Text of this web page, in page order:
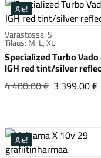
Varastossa: S
Tilaus: M, L, XL
Specialized Turbo
IGH red tint/silver
4 400,00 €3 399,00 €
Ale!
Ale!